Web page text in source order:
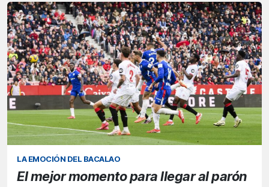
LA EMOCIÓN DEL BACALAO
El mejor momento para llegar al parón